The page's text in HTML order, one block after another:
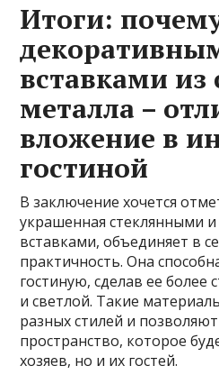
Итоги:
вставками из
металла –
вложение в
гостиной
В заключение хочется
украшенная стеклянными
вставками, объединяет в
практичность. Она
гостиную, сделав ее более
и светлой. Такие
разных стилей и
пространство, которое
хозяев, но и их гостей.